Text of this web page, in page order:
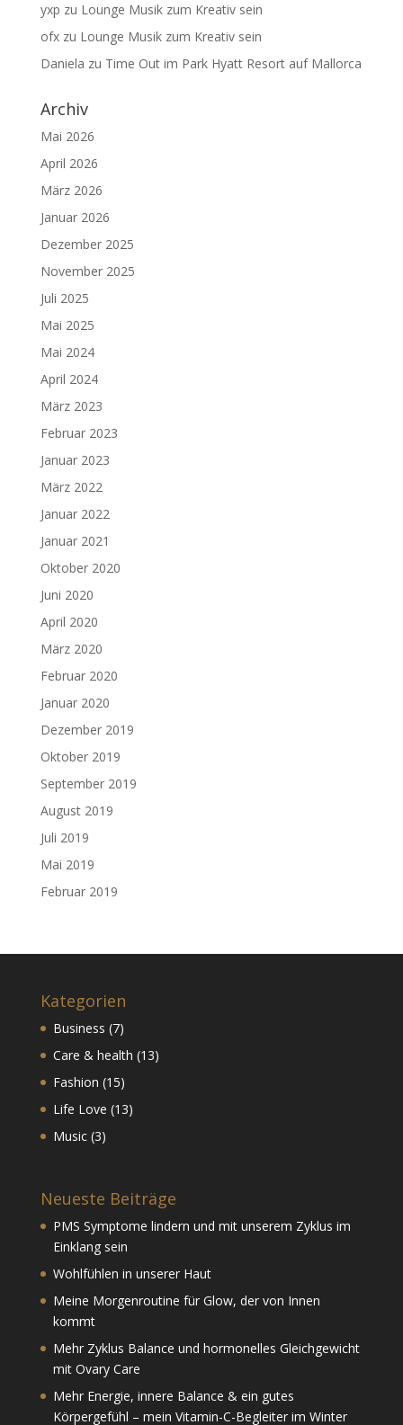
yxp zu Lounge Musik zum Kreativ sein
ofxzu Lounge Musik zum Kreativ sein
Daniela zu Time Out im Park Hyatt Resort auf Mallorca
Archiv
Mai 2026
April 2026
März 2026
Januar 2026
Dezember 2025
November 2025
Juli 2025
Mai 2025
Mai 2024
April 2024
März 2023
Februar 2023
Januar 2023
März 2022
Januar 2022
Januar 2021
Oktober 2020
Juni 2020
April 2020
März 2020
Februar 2020
Januar 2020
Dezember 2019
Oktober 2019
September 2019
August 2019
Juli 2019
Mai 2019
Februar 2019
Kategorien
Business (7)
Care & health (13)
Fashion (15)
Life Love (13)
Music(3)
Neueste Beiträge
PMS Symptome lindern und mit unserem Zyklus im
Einklang sein
Wohlfühlen in unserer Haut
Meine Morgenroutine für Glow, der von Innen
kommt
Mehr Zyklus Balance und hormonelles Gleichgewicht
mit Ovary Care
Mehr Energie, innere Balance & ein gutes
Körpergefühl – mein Vitamin-C-Begleiter im Winter